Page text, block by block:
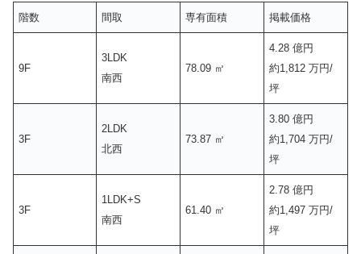
階数 間取 専有面積 掲載価格
9F
3LDK
南西
78.09 ㎡
4.28 億円
約1,812 万円/
坪
3F
2LDK
北西
73.87 ㎡
3.80 億円
約1,704 万円/
坪
3F
1LDK+S
南西
61.40 ㎡
2.78 億円
約1,497 万円/
坪